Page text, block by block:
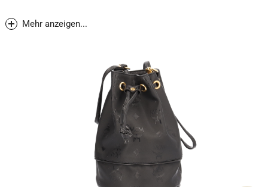
Jede Tasche hat ihre einmalige Nummer, eingestanzt in ein
Mehr anzeigen...